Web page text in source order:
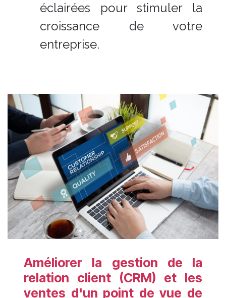
éclairées pour stimuler la
croissance de votre
entreprise.
Améliorer la gestion de la
relation client (CRM) et les
ventes d'un point de vue de